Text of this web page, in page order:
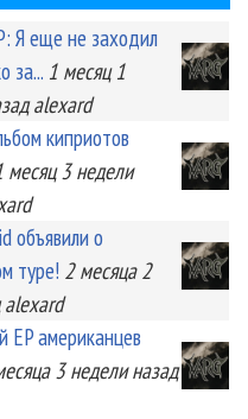
еще не заходил
за... 1 месяц 1
alexard
киприотов
месяц 3 недели
объявили о
туре! 2 месяца 2
alexard
американцев
3 неделиназад